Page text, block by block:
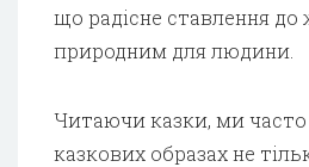
що радісне ставлення до
природним для людини.
Читаючи казки, ми часто
казкових образах не